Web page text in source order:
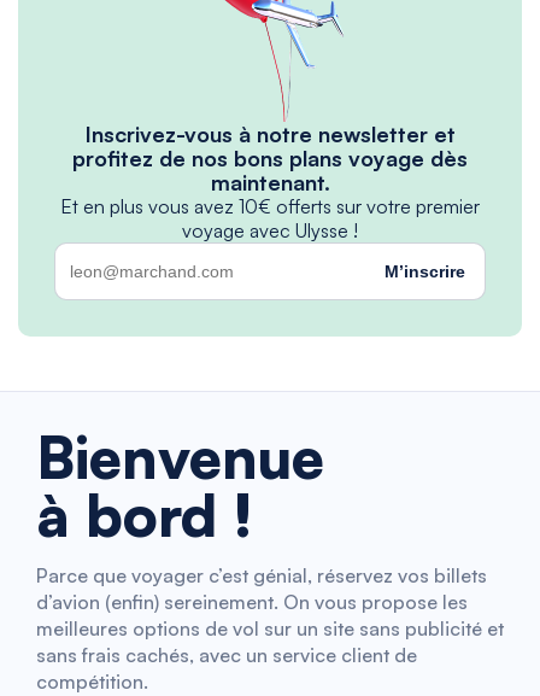
Inscrivez-vous à notre newsletter et
profitez de nos bons plans voyage dès
maintenant.
Et en plus vous avez 10€ offerts sur votre premier
voyage avec Ulysse !
M’inscrire
Bienvenue
à bord !
Parce que voyager c’est génial, réservez vos billets
d’avion (enfin) sereinement. On vous propose les
meilleures options de vol sur un site sans publicité et
sans frais cachés, avec un service client de
compétition.